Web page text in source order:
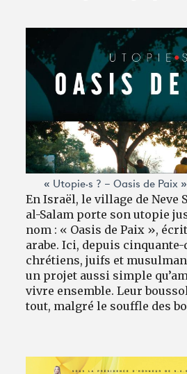
« Utopie·s ? – Oasis de Paix
En Israël, le village de Neve
al-Salam porte son utopie
nom : « Oasis de Paix »,
arabe. Ici, depuis cinquante-
chrétiens, juifs et
un projet aussi simple
vivre ensemble. Leur
tout, malgré le souffle des